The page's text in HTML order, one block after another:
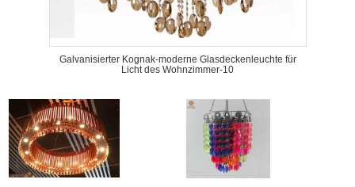
Galvanisierter Kognak-moderne Glasdeckenleuchte für
Licht des Wohnzimmer-10